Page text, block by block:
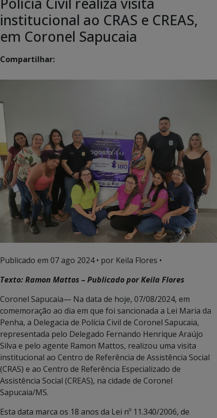
institucional ao CRAS e CREAS,
em Coronel Sapucaia
Compartilhar:
Publicado em 07 ago 2024• por Keila Flores •
Texto: Ramon Mattos – Publicado por Keila Flores
Coronel Sapucaia— Na data de hoje, 07/08/2024, em
comemoração ao dia em que foi sancionada a Lei Maria da
Penha, a Delegacia de Polícia Civil de Coronel Sapucaia,
representada pelo Delegado Fernando Henrique Araújo
Silva e pelo agente Ramon Mattos, realizou uma visita
institucional ao Centro de Referência de Assistência Social
(CRAS) e ao Centro de Referência Especializado de
Assistência Social (CREAS), na cidade de Coronel
Sapucaia/MS.
Esta data marca os 18 anos da Lei nº 11.340/2006, de